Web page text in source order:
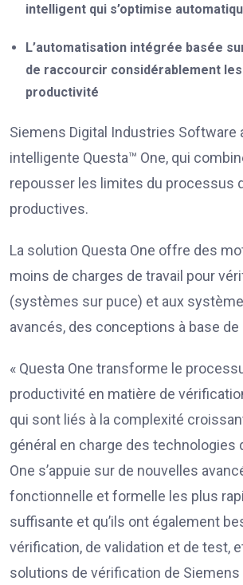
intelligent qui s’optimise
L’automatisation intégrée basée
de raccourcir considérablement
productivité
Siemens Digital Industries
intelligente Questa™ One, qui
repousser les limites du processus
productives.
La solution Questa One offre des
moins de charges de travail pour
(systèmes sur puce) et aux
avancés, des conceptions à base
« Questa One transforme le
productivité en matière de
qui sont liés à la complexité
général en charge des
One s’appuie sur de nouvelles
fonctionnelle et formelle les plus
suffisante et qu’ils ont également
vérification, de validation et de test,
solutions de vérification de